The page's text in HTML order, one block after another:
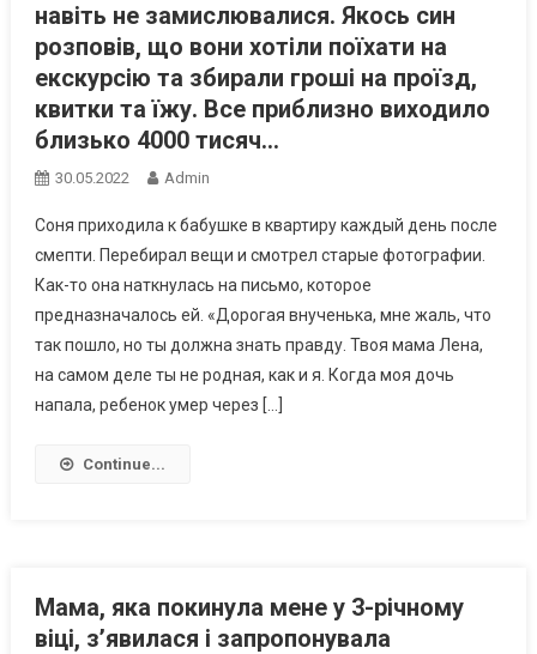
навіть не замислювалися. Якось син
розповів, що вони хотіли поїхати на
екскурсію та збирали гроші на проїзд,
квитки та їжу. Все приблизно виходило
близько 4000 тисяч…
30.05.2022 Admin
Соня приходила к бабушке в квартиру каждый день после
смепти. Перебирал вещи и смотрел старые фотографии.
Как-то она наткнулась на письмо, которое
предназначалось ей. «Дорогая внученька, мне жаль, что
так пошло, но ты должна знать правду. Твоя мама Лена,
на самом деле ты не родная, как и я. Когда моя дочь
напала, ребенок умер через […]
Continue...
Мама, яка покинула мене у 3-річному
віці, з’явилася і запропонувала